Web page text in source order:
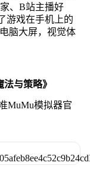
、B站主播好
游戏在手机上的
脑大屏，视觉体
与策略》
MuMu模拟器官